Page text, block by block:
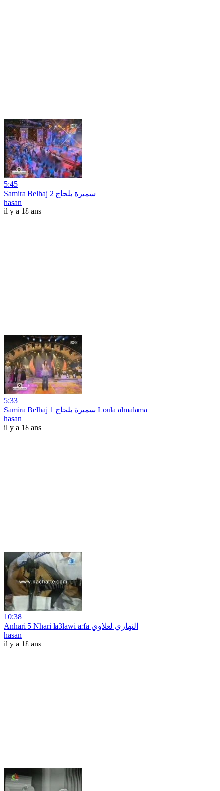
5:45
Samira Belhaj 2 سميرة بلحاج
hasan
il y a 18 ans
5:33
Samira Belhaj سميرة بلحاج 1 Loula almalama
hasan
il y a 18 ans
10:38
Anhari 5 Nhari la3lawi arfa النهاري لعلاوي
hasan
il y a 18 ans